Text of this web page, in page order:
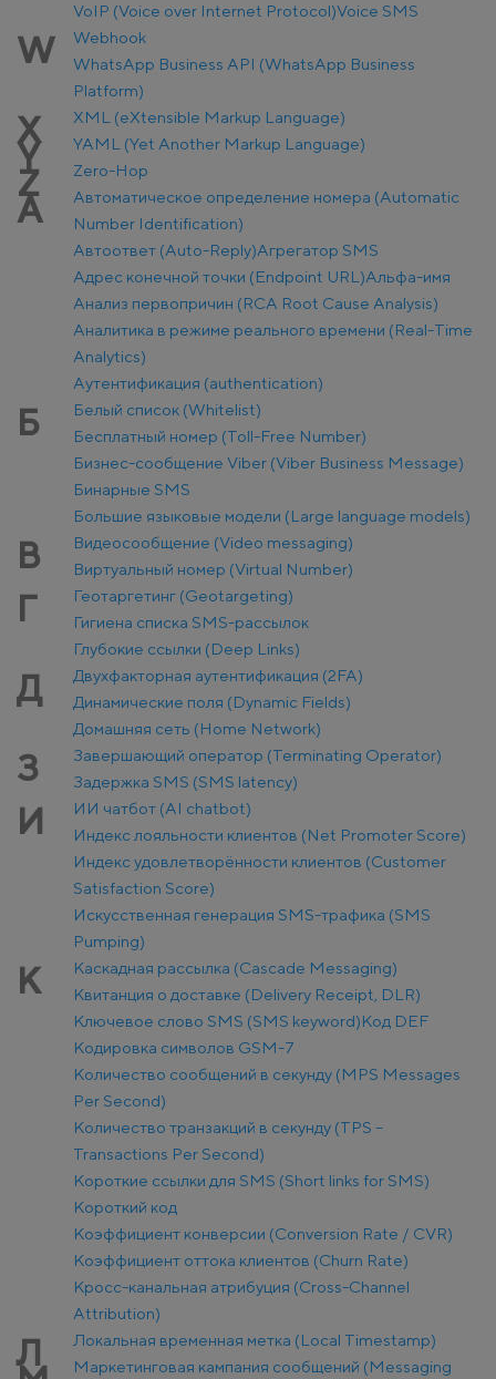
VoIP (Voice over Internet Protocol)Voice SMS
W
Webhook
WhatsApp Business API (WhatsApp Business
Platform)
X XML (eXtensible Markup Language)
Y YAML (Yet Another Markup Language)
Z Zero-Hop
А
Автоматическое определение номера (Automatic
Number Identification)
Автоответ (Auto-Reply)Агрегатор SMS
Адрес конечной точки (Endpoint URL)Альфа-имя
Анализ первопричин (RCA Root Cause Analysis)
Аналитика в режиме реального времени (Real-Time
Analytics)
Аутентификация (authentication)
Б
Белый список (Whitelist)
Бесплатный номер (Toll-Free Number)
Бизнес-сообщение Viber (Viber Business Message)
Бинарные SMS
Большие языковые модели (Large language models)
В
Видеосообщение (Video messaging)
Виртуальный номер (Virtual Number)
Г
Геотаргетинг (Geotargeting)
Гигиена списка SMS-рассылок
Глубокие ссылки (Deep Links)
Д
Двухфакторная аутентификация (2FA)
Динамические поля (Dynamic Fields)
Домашняя сеть (Home Network)
З
Завершающий оператор (Terminating Operator)
Задержка SMS (SMS latency)
И
ИИ чатбот (AI chatbot)
Индекс лояльности клиентов (Net Promoter Score)
Индекс удовлетворённости клиентов (Customer
Satisfaction Score)
Искусственная генерация SMS-трафика (SMS
Pumping)
К
Каскадная рассылка (Cascade Messaging)
Квитанция о доставке (Delivery Receipt, DLR)
Ключевое слово SMS (SMS keyword)Код DEF
Кодировка символов GSM-7
Количество сообщений в секунду (MPS Messages
Per Second)
Количество транзакций в секунду (TPS –
Transactions Per Second)
Короткие ссылки для SMS (Short links for SMS)
Короткий код
Коэффициент конверсии (Conversion Rate / CVR)
Коэффициент оттока клиентов (Churn Rate)
Кросс-канальная атрибуция (Cross-Channel
Attribution)
Л Локальная временная метка (Local Timestamp)
Маркетинговая кампания сообщений (Messaging